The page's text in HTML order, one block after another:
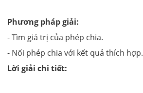
Phương pháp giải:
- Tìm giá trị của phép chia.
- Nối phép chia với kết quả thích hợp.
Lời giải chi tiết: